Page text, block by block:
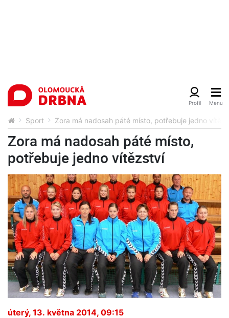
Sport Zora má nadosah páté místo, potřebuje jedno
Zora má nadosah páté místo,
potřebuje jedno vítězství
úterý, 13. května 2014, 09:15